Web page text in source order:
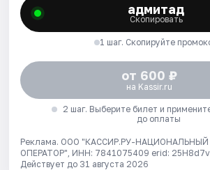
адмитад
Скопировать
1 шаг. Скопируйте
от 600 ₽
на Kassir.ru
2 шаг. Выберите билет и
до оплаты
Реклама. ООО "КАССИР.РУ-
ОПЕРАТОР", ИНН: 7841075409 erid:
Действует до 31 августа 2026